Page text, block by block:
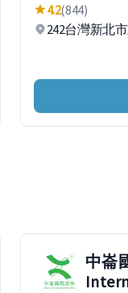
4.2(844)
242台灣新北
中崙